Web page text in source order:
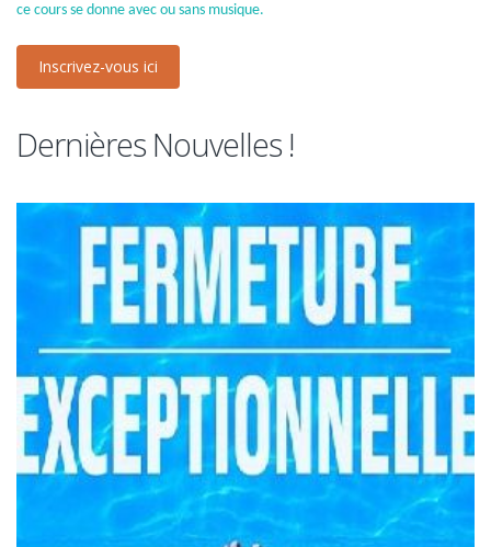
ce cours se donne avec ou sans musique.
Inscrivez-vous ici
Dernières Nouvelles !